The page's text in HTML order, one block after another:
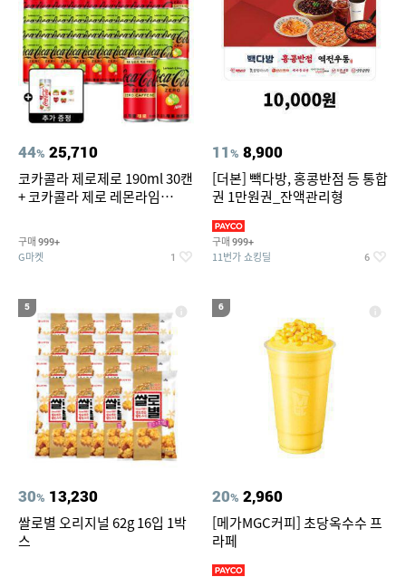
44% 25,710
코카콜라 제로제로 190ml 30캔
+ 코카콜라 제로 레몬라임
티커 세트
구매 999+
G마켓 1
11% 8,900
[더본] 빽다방, 홍콩반점 등 통합
권 1만원권_잔액관리형
구매 999+
11번가 쇼킹딜 6
5
30% 13,230
쌀로별 오리지널 62g 16입 1박
스
6
20% 2,960
[메가MGC커피] 초당옥수수 프
라페